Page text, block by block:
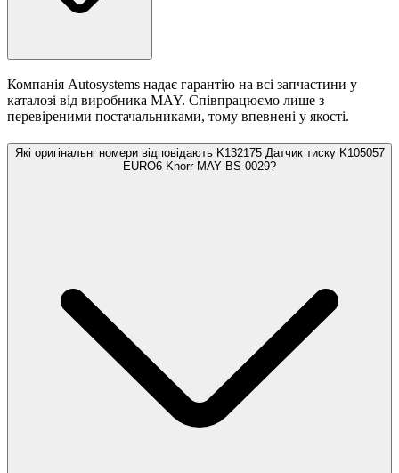
Компанія Autosystems надає гарантію на всі запчастини у
каталозі від виробника MAY. Співпрацюємо лише з
перевіреними постачальниками, тому впевнені у якості.
Які оригінальні номери відповідають K132175 Датчик тиску K105057
EURO6 Knorr MAY BS-0029?